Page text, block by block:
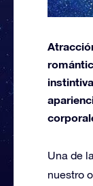
Una de
nuestro